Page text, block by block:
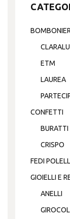
ETM
LAUREA
CONFETTI
BURATTI
CRISPO
FEDI
GIOIELLI E
ANELLI